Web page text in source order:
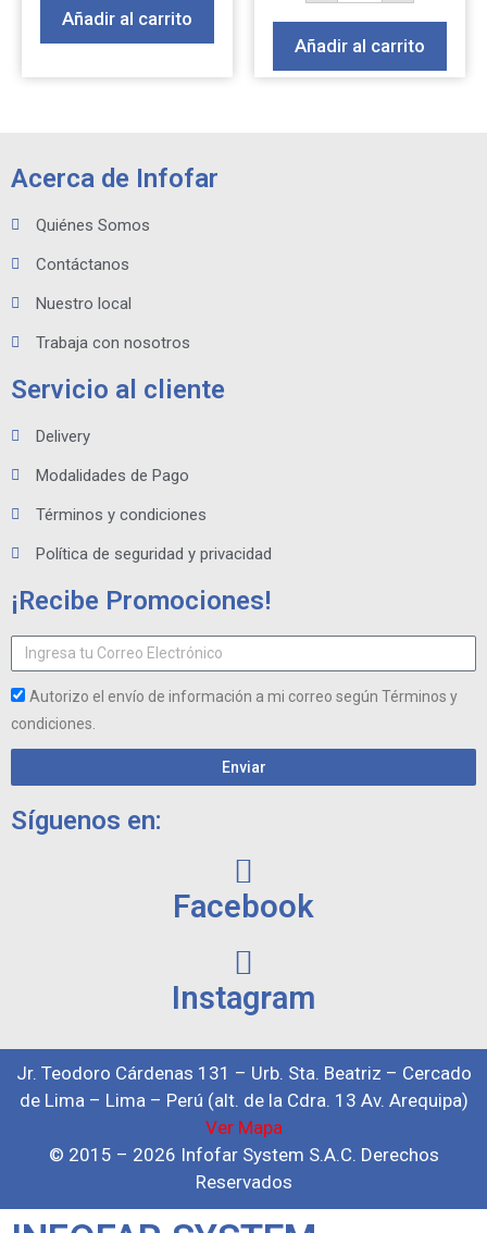
Añadir al carrito
Añadir al carrito
Acerca de Infofar
Quiénes Somos
Contáctanos
Nuestro local
Trabaja con nosotros
Servicio al cliente
Delivery
Modalidades de Pago
Términos y condiciones
Política de seguridad y privacidad
¡Recibe Promociones!
Autorizo el envío de información a mi correo según Términos y
condiciones.
Enviar
Síguenos en:
Facebook
Instagram
Jr. Teodoro Cárdenas 131 – Urb. Sta. Beatriz – Cercado
de Lima – Lima – Perú (alt. de la Cdra. 13 Av. Arequipa)
Ver Mapa
© 2015 – 2026 Infofar System S.A.C. Derechos
Reservados